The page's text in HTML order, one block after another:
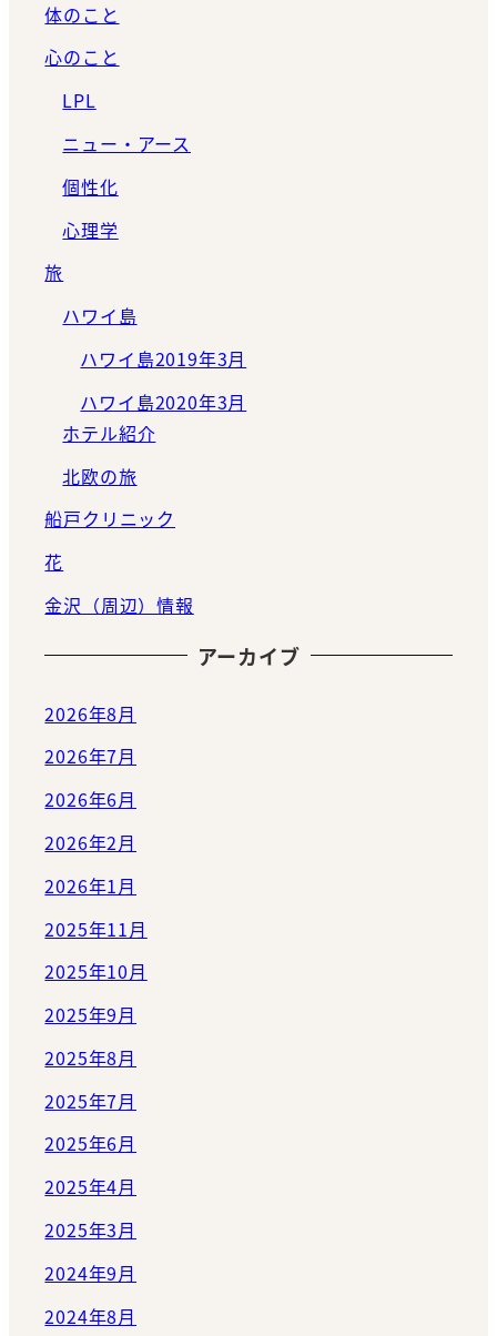
体のこと
心のこと
LPL
ニュー・アース
個性化
心理学
旅
ハワイ島
ハワイ島2019年3月
ハワイ島2020年3月
ホテル紹介
北欧の旅
船戸クリニック
花
金沢（周辺）情報
アーカイブ
2026年8月
2026年7月
2026年6月
2026年2月
2026年1月
2025年11月
2025年10月
2025年9月
2025年8月
2025年7月
2025年6月
2025年4月
2025年3月
2024年9月
2024年8月